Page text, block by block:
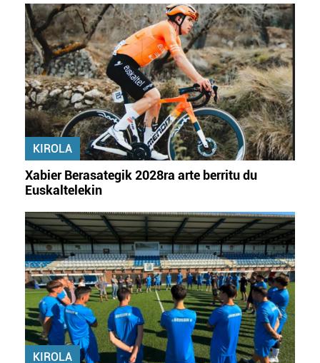
KIROLA
Xabier Berasategik 2028ra arte berritu du
Euskaltelekin
KIROLA